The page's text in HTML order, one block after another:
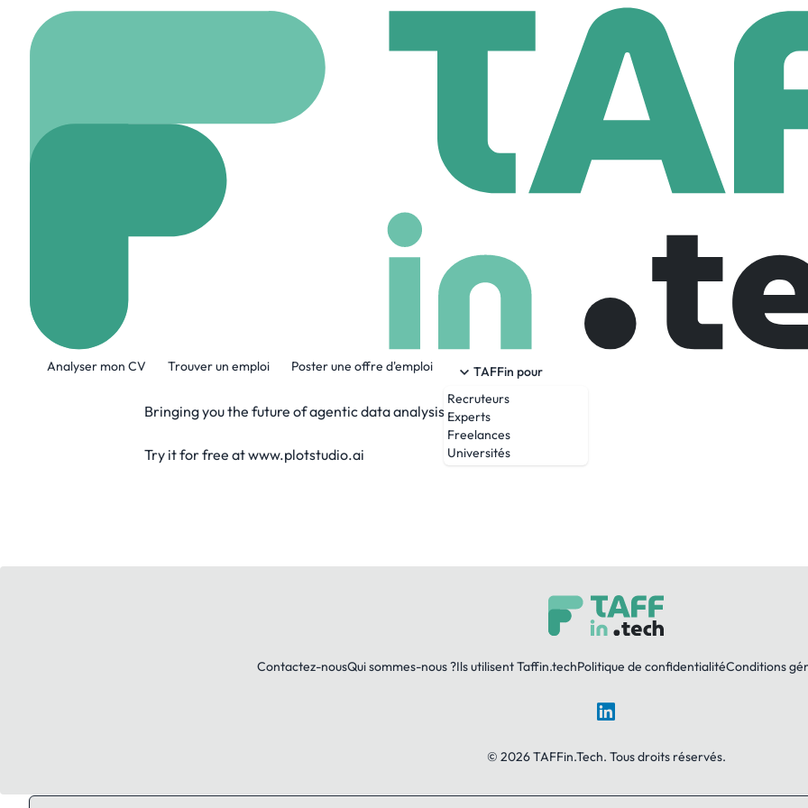
Analyser mon CV Trouver un emploi Poster une offre d'emploi
TAFFin pour
Recruteurs
Experts
Freelances
Universités
2 Employees
Software innovation lab delivering proprietary platforms.
Bringing you the future of agentic data analysis.
Try it for free at www.plotstudio.ai
Contactez-nousQui sommes-nous ?Ils utilisent Taffin.techPolitique de confidentialitéConditions
LinkedIn
© 2026 TAFFin.Tech. Tous droits réservés.